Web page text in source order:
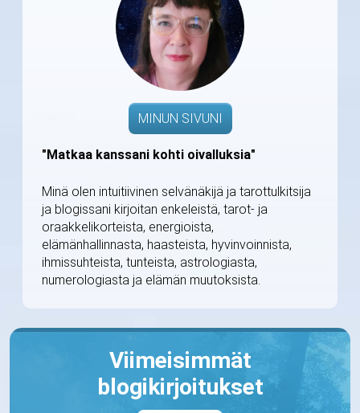
MINUN SIVUNI
"Matkaa kanssani kohti oivalluksia"
Minä olen intuitiivinen selvänäkijä ja tarottulkitsija
ja blogissani kirjoitan enkeleistä, tarot- ja
oraakkelikorteista, energioista,
elämänhallinnasta, haasteista, hyvinvoinnista,
ihmissuhteista, tunteista, astrologiasta,
numerologiasta ja elämän muutoksista.
Viimeisimmät
blogikirjoitukset